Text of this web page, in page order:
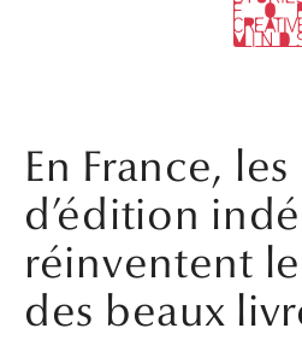
En France,
d’édition
réinventent
des beaux